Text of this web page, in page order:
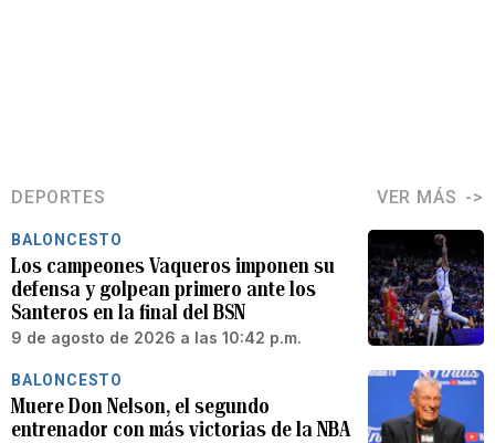
DEPORTES VER MÁS
BALONCESTO
Los campeones Vaqueros imponen su
defensa y golpean primero ante los
Santeros en la final del BSN
9 de agosto de 2026 a las 10:42 p.m.
BALONCESTO
Muere Don Nelson, el segundo
entrenador con más victorias de la NBA